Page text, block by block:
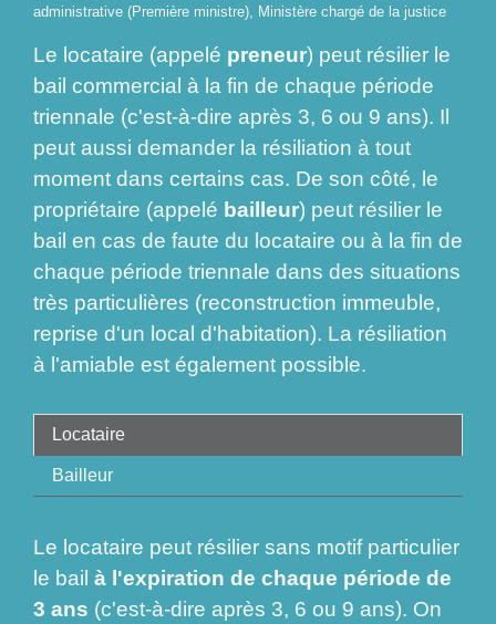
administrative (Première ministre), Ministère chargé de la justice
Le locataire (appelé preneur) peut résilier le
bail commercial à la fin de chaque période
triennale (c'est-à-dire après 3, 6 ou 9 ans). Il
peut aussi demander la résiliation à tout
moment dans certains cas. De son côté, le
propriétaire (appelé bailleur) peut résilier le
bail en cas de faute du locataire ou à la fin de
chaque période triennale dans des situations
très particulières (reconstruction immeuble,
reprise d'un local d'habitation). La résiliation
à l'amiable est également possible.
Locataire
Bailleur
Le locataire peut résilier sans motif particulier
le bail à l'expiration de chaque période de
3 ans (c'est-à-dire après 3, 6 ou 9 ans). On